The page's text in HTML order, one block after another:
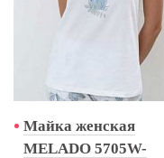
Майка женская
MELADO 5705W-